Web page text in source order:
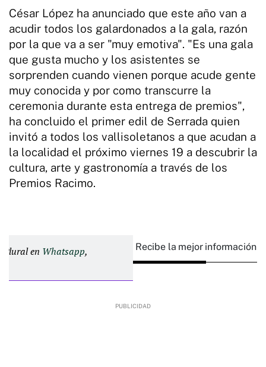
César López ha anunciado que este año van a
acudir todos los galardonados a la gala, razón
por la que va a ser "muy emotiva". "Es una gala
que gusta mucho y los asistentes se
sorprenden cuando vienen porque acude gente
muy conocida y por como transcurre la
ceremonia durante esta entrega de premios",
ha concluido el primer edil de Serrada quien
invitó a todos los vallisoletanos a que acudan a
la localidad el próximo viernes 19 a descubrir la
cultura, arte y gastronomía a través de los
Premios Racimo.
Plural en Whatsapp, Recibe la mejor información